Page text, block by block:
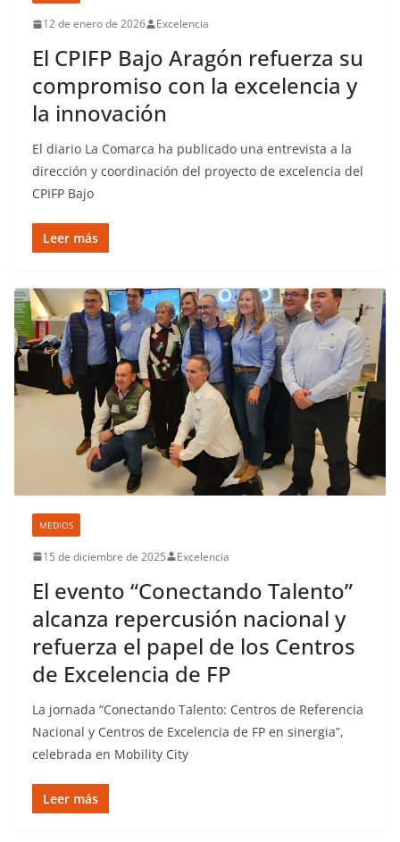
12 de enero de 2026 Excelencia
El CPIFP Bajo Aragón refuerza su
compromiso con la excelencia y
la innovación
El diario La Comarca ha publicado una entrevista a la
dirección y coordinación del proyecto de excelencia del
CPIFP Bajo
Leer más
MEDIOS
15 de diciembre de 2025 Excelencia
El evento “Conectando Talento”
alcanza repercusión nacional y
refuerza el papel de los Centros
de Excelencia de FP
La jornada “Conectando Talento: Centros de Referencia
Nacional y Centros de Excelencia de FP en sinergia”,
celebrada en Mobility City
Leer más